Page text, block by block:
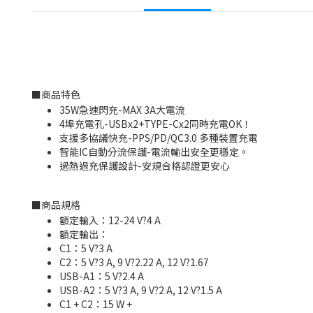
■商品特色
35W急速閃充-MAX 3A大電流
4埠充電孔-USBx2+TYPE-Cx2同時充電OK！
支援多協議快充-PPS/PD/QC3.0 多種裝置充電
智能IC自動分流保護-電流輸出安全更穩定。
過熱過充保護設計-安規合格認證更安心
■商品規格
額定輸入：12-24 V?4 A
額定輸出：
C1：5 V?3 A
C2：5 V?3 A, 9 V?2.22 A, 12 V?1.67
USB-A1：5 V?2.4 A
USB-A2：5 V?3 A, 9 V?2 A, 12 V?1.5 A
C1 + C2：15 W +